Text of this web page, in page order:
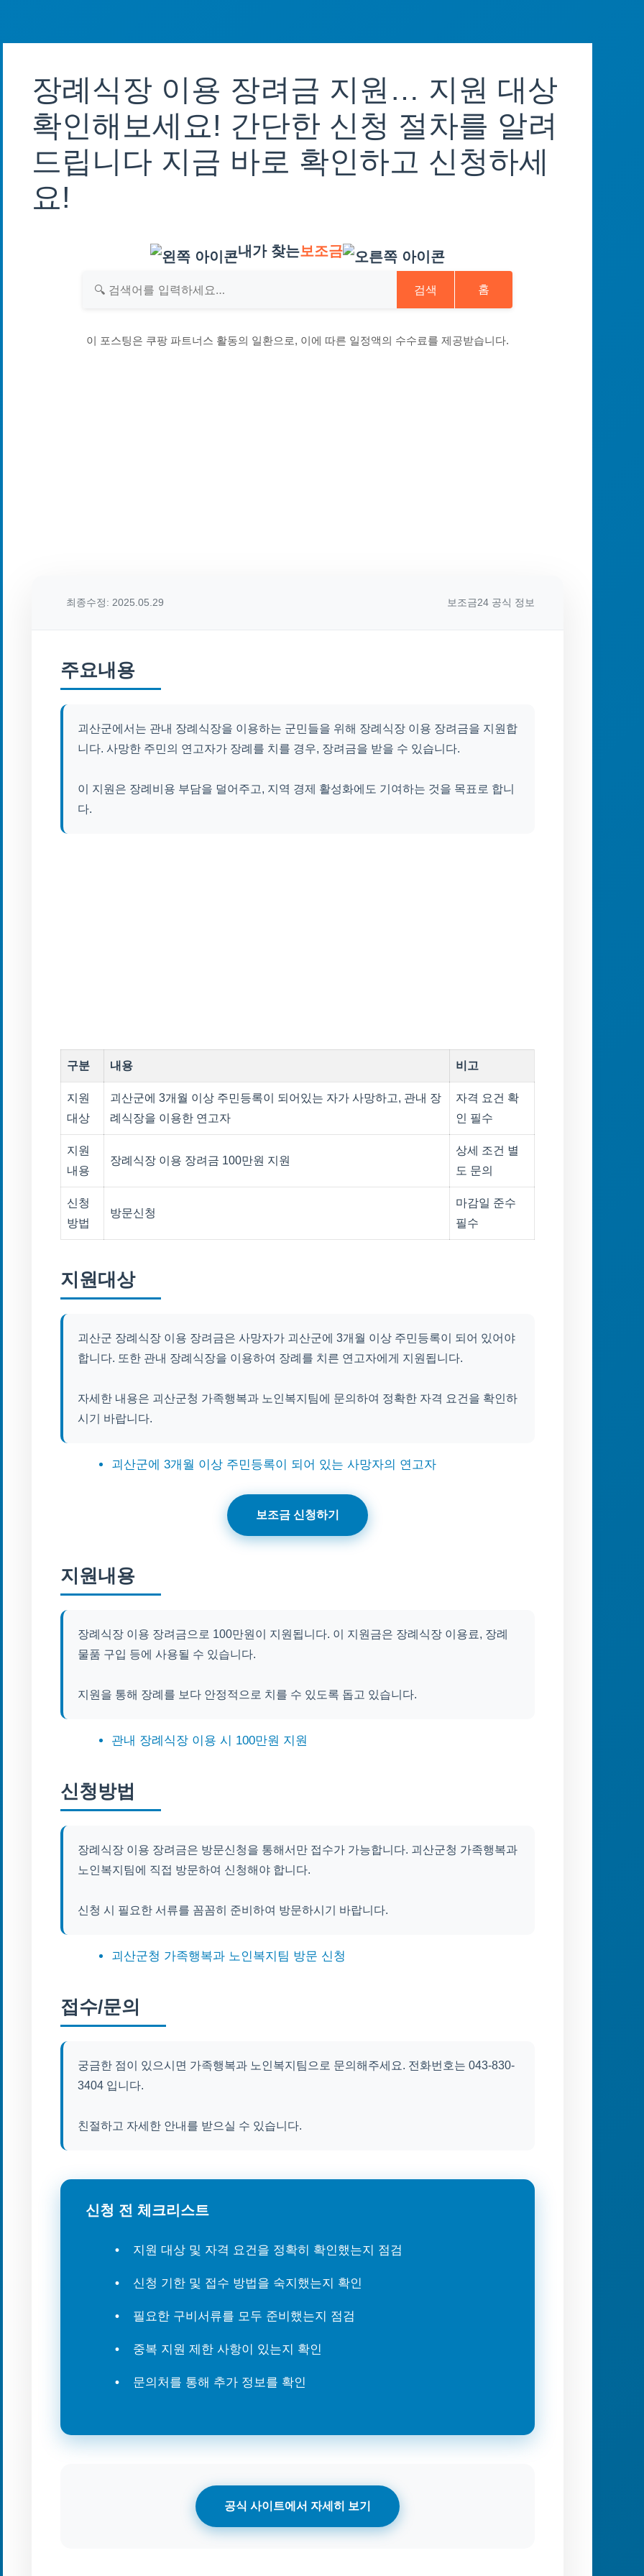
장례식장 이용 장려금 지원… 지원 대상
확인해보세요! 간단한 신청 절차를 알려
드립니다 지금 바로 확인하고 신청하세
요!
내가 찾는보조금
검색 홈
이 포스팅은 쿠팡 파트너스 활동의 일환으로, 이에 따른 일정액의 수수료를 제공받습니다.
최종수정: 2025.05.29 보조금24 공식 정보
주요내용
괴산군에서는 관내 장례식장을 이용하는 군민들을 위해 장례식장 이용 장려금을 지원합
니다. 사망한 주민의 연고자가 장례를 치를 경우, 장려금을 받을 수 있습니다.
이 지원은 장례비용 부담을 덜어주고, 지역 경제 활성화에도 기여하는 것을 목표로 합니
다.
구분 내용 비고
지원
대상
괴산군에 3개월 이상 주민등록이 되어있는 자가 사망하고, 관내 장
례식장을 이용한 연고자
자격 요건 확
인 필수
지원
내용
장례식장 이용 장려금 100만원 지원
상세 조건 별
도 문의
신청
방법
방문신청
마감일 준수
필수
지원대상
괴산군 장례식장 이용 장려금은 사망자가 괴산군에 3개월 이상 주민등록이 되어 있어야
합니다. 또한 관내 장례식장을 이용하여 장례를 치른 연고자에게 지원됩니다.
자세한 내용은 괴산군청 가족행복과 노인복지팀에 문의하여 정확한 자격 요건을 확인하
시기 바랍니다.
괴산군에 3개월 이상 주민등록이 되어 있는 사망자의 연고자
보조금 신청하기
지원내용
장례식장 이용 장려금으로 100만원이 지원됩니다. 이 지원금은 장례식장 이용료, 장례
물품 구입 등에 사용될 수 있습니다.
지원을 통해 장례를 보다 안정적으로 치를 수 있도록 돕고 있습니다.
관내 장례식장 이용 시 100만원 지원
신청방법
장례식장 이용 장려금은 방문신청을 통해서만 접수가 가능합니다. 괴산군청 가족행복과
노인복지팀에 직접 방문하여 신청해야 합니다.
신청 시 필요한 서류를 꼼꼼히 준비하여 방문하시기 바랍니다.
괴산군청 가족행복과 노인복지팀 방문 신청
접수/문의
궁금한 점이 있으시면 가족행복과 노인복지팀으로 문의해주세요. 전화번호는 043-830-
3404 입니다.
친절하고 자세한 안내를 받으실 수 있습니다.
신청 전 체크리스트
지원 대상 및 자격 요건을 정확히 확인했는지 점검
신청 기한 및 접수 방법을 숙지했는지 확인
필요한 구비서류를 모두 준비했는지 점검
중복 지원 제한 사항이 있는지 확인
문의처를 통해 추가 정보를 확인
공식 사이트에서 자세히 보기